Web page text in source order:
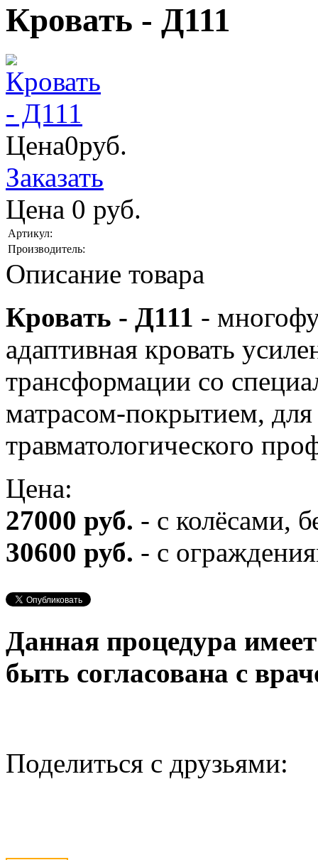
Кровать - Д111
Цена0руб.
Заказать
Цена 0 руб.
Артикул:
Производитель:
Описание товара
Кровать - Д111 -
адаптивная кровать
трансформации со
матрасом-покрытием,
травматологического
Цена:
27000 руб. - с колёсами,
30600 руб. - с
Данная процедура
быть согласована с
Поделиться с друзьями: